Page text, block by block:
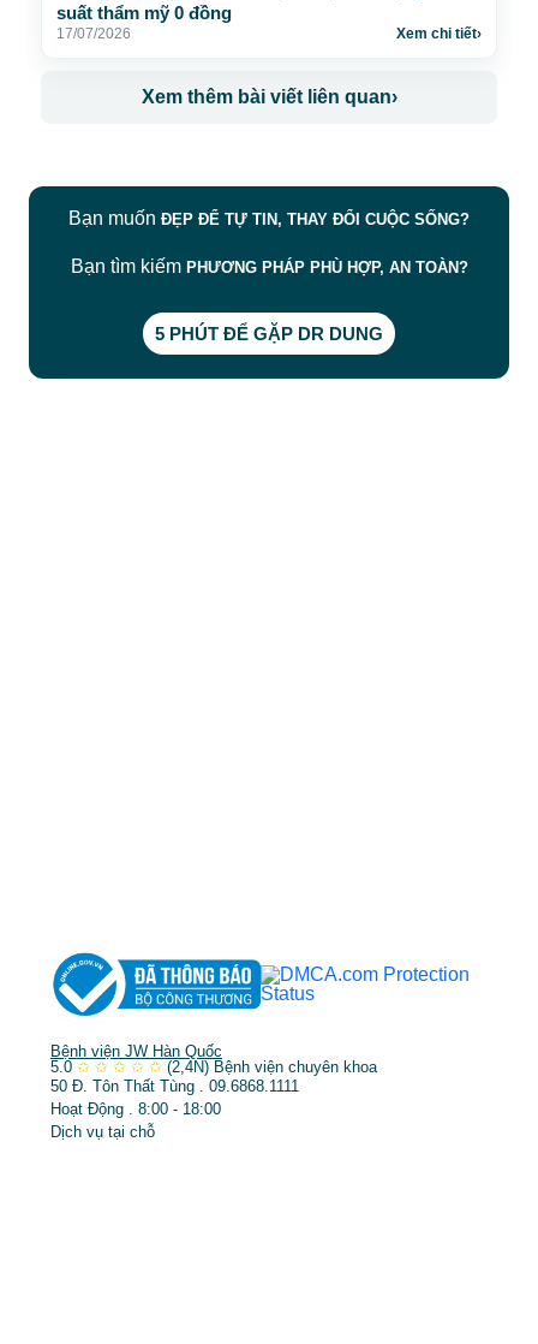
suất thẩm mỹ 0 đồng
17/07/2026 Xem chi tiết›
Xem thêm bài viết liên quan›
Bạn muốn ĐẸP ĐỂ TỰ TIN, THAY ĐỔI CUỘC SỐNG?
Bạn tìm kiếm PHƯƠNG PHÁP PHÙ HỢP, AN TOÀN?
5 PHÚT ĐỂ GẶP DR DUNG
Bệnh viện JW Hàn Quốc
5.0 ✩ ✩ ✩ ✩ ✩ (2,4N) Bệnh viện chuyên khoa
50 Đ. Tôn Thất Tùng . 09.6868.1111
Hoạt Động . 8:00 - 18:00
Dịch vụ tại chỗ